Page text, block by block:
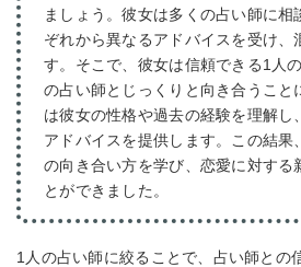
ましょう。彼女は多くの占い師に相
ぞれから異なるアドバイスを受け、
す。そこで、彼女は信頼できる1人
の占い師とじっくりと向き合うこと
は彼女の性格や過去の経験を理解し
アドバイスを提供します。この結果
の向き合い方を学び、恋愛に対する
とができました。
1人の占い師に絞ることで、占い師との